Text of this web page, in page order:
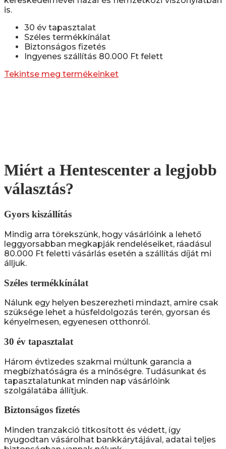
is.
30 év tapasztalat
Széles termékkínálat
Biztonságos fizetés
Ingyenes szállítás 80.000 Ft felett
Tekintse meg termékeinket
Miért a Hentescenter a legjobb
választás?
Gyors kiszállítás
Mindig arra törekszünk, hogy vásárlóink a lehető
leggyorsabban megkapják rendeléseiket, ráadásul
80.000 Ft feletti vásárlás esetén a szállítás díját mi
álljuk.
Széles termékkínálat
Nálunk egy helyen beszerezheti mindazt, amire csak
szüksége lehet a húsfeldolgozás terén, gyorsan és
kényelmesen, egyenesen otthonról.
30 év tapasztalat
Három évtizedes szakmai múltunk garancia a
megbízhatóságra és a minőségre. Tudásunkat és
tapasztalatunkat minden nap vásárlóink
szolgálatába állítjuk.
Biztonságos fizetés
Minden tranzakció titkosított és védett, így
nyugodtan vásárolhat bankkárytájával, adatai teljes